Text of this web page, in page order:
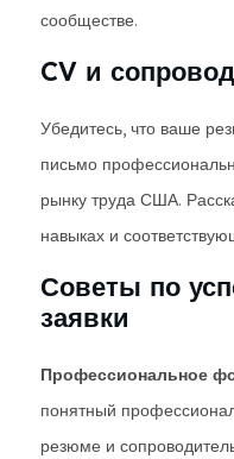
сообществе.
CV и
Убедитесь, что ваше
письмо
рынку труда США.
навыках и
Советы по
заявки
Профессиональное
понятный
резюме и